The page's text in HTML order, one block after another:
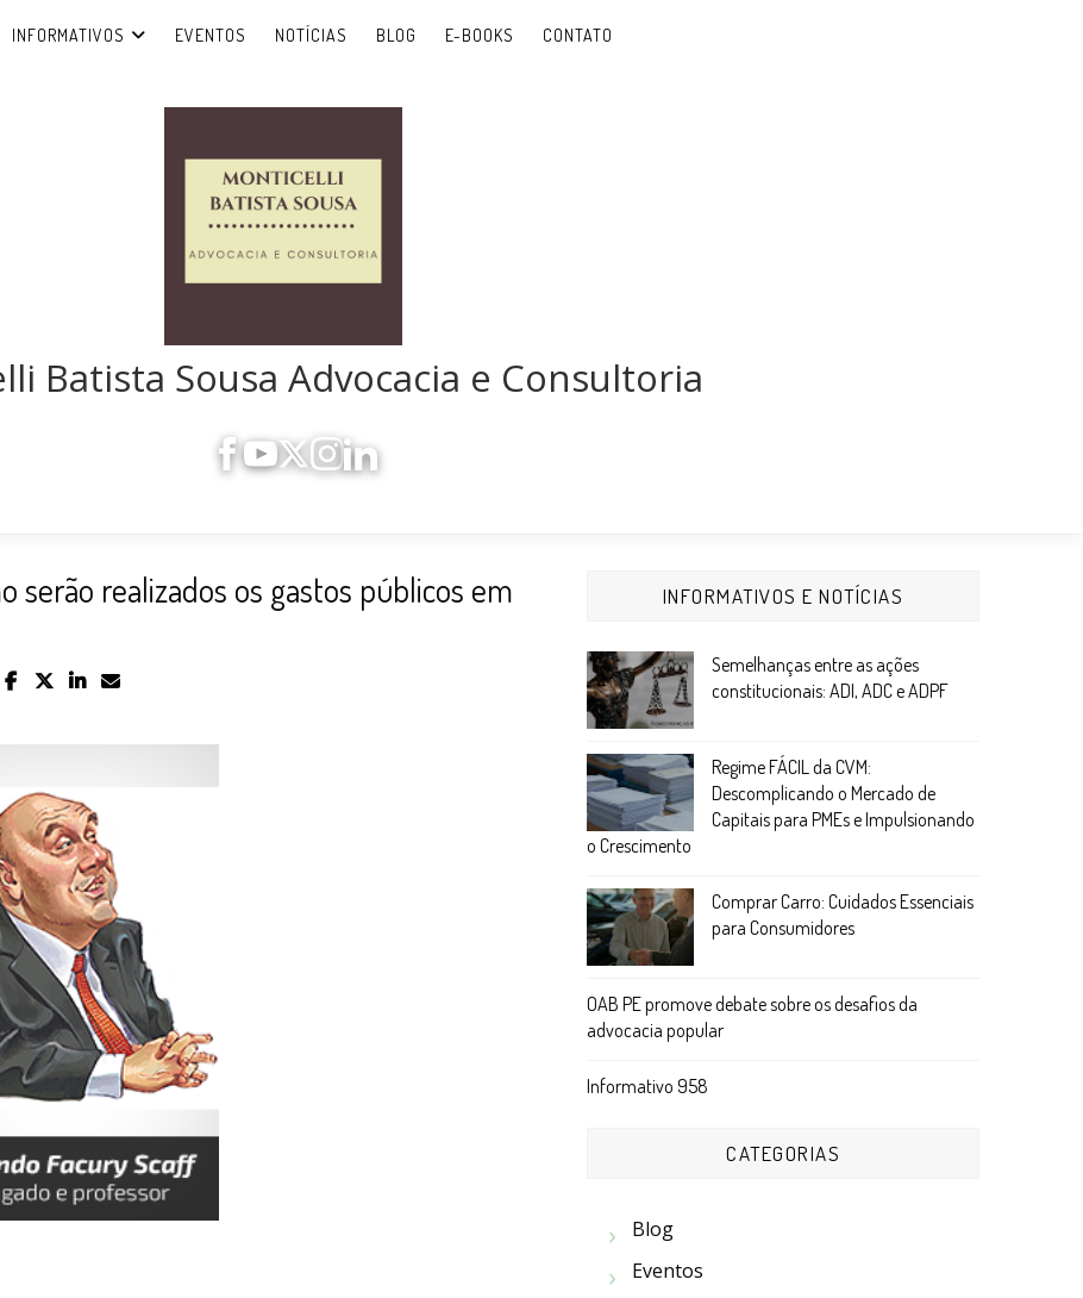
INFORMATIVOS EVENTOS NOTÍCIAS BLOG E-BOOKS CONTATO
Batista Sousa Advocacia e Consultoria
serão realizados os gastos públicos em
INFORMATIVOS E NOTÍCIAS
Semelhanças entre as ações
constitucionais: ADI, ADC e ADPF
Regime FÁCIL da CVM:
Descomplicando o Mercado de
Capitais para PMEs e Impulsionando
o Crescimento
Comprar Carro: Cuidados Essenciais
para Consumidores
OAB PE promove debate sobre os desafios da
advocacia popular
Informativo 958
CATEGORIAS
Blog
Eventos